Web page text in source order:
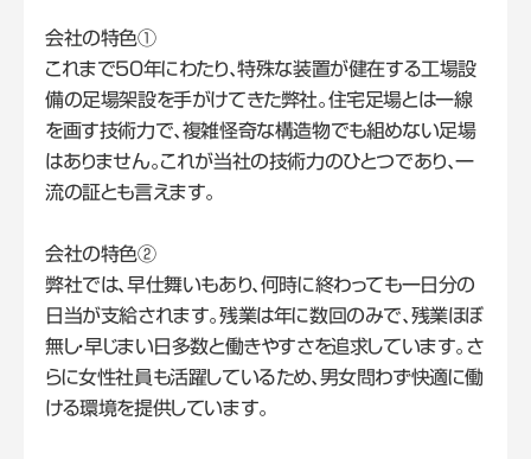
会社の特色①
これまで50年にわたり、特殊な装置が健在する工場設
備の足場架設を手がけてきた弊社。住宅足場とは一線
を画す技術力で、複雑怪奇な構造物でも組めない足場
はありません。これが当社の技術力のひとつであり、一
流の証とも言えます。
会社の特色②
弊社では、早仕舞いもあり、何時に終わっても一日分の
日当が支給されます。残業は年に数回のみで、残業ほぼ
無し・早じまい日多数と働きやすさを追求しています。さ
らに女性社員も活躍しているため、男女問わず快適に働
ける環境を提供しています。